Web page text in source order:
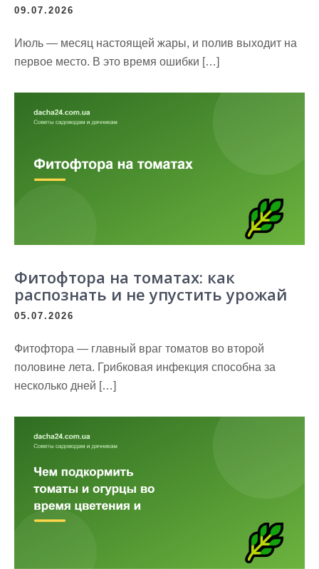
09.07.2026
Июль — месяц настоящей жары, и полив выходит на
первое место. В это время ошибки […]
Фитофтора на томатах: как
распознать и не упустить урожай
05.07.2026
Фитофтора — главный враг томатов во второй
половине лета. Грибковая инфекция способна за
несколько дней […]